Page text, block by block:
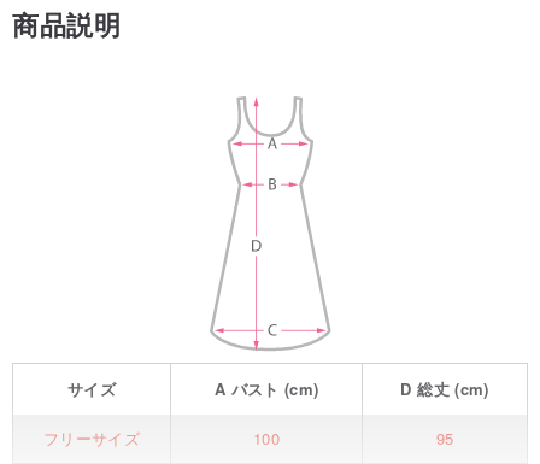
商品説明
サイズ A バスト (cm) D総丈(cm)
フリーサイズ 100 95